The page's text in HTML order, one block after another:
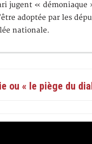
jugent « démoniaque
adoptée par les
nationale.
ou « le piège du